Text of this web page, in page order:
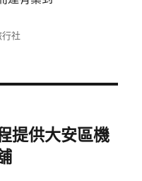
行社
提供大安區機